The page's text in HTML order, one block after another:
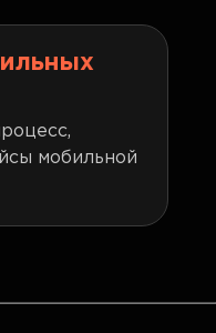
мобильной